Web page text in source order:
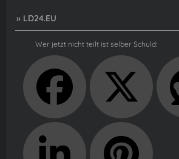
» LD24.EU
Wer jetzt nicht teilt ist selber Schuld: